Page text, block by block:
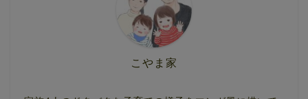
こやま家